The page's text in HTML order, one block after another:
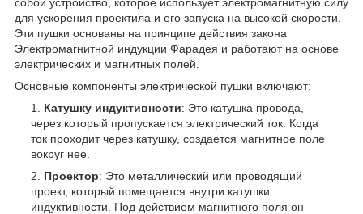
для ускорения проектила и его запуска на высокой скорости.
Эти пушки основаны на принципе действия закона
Электромагнитной индукции Фарадея и работают на основе
электрических и магнитных полей.
Основные компоненты электрической пушки включают:
Катушку индуктивности: Это катушка провода,
через который пропускается электрический ток. Когда
ток проходит через катушку, создается магнитное поле
вокруг нее.
Проектор: Это металлический или проводящий
проект, который помещается внутри катушки
индуктивности. Под действием магнитного поля он